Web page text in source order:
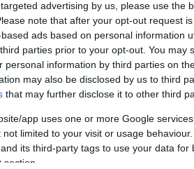
advertising by us, please use the
note that after your opt-out request
ads based on personal information
parties prior to your opt-out. You may
information by third parties on
may also be disclosed by us to third
that may further disclose it to other third
app uses one or more Google
limited to your visit or usage
its third-party tags to use your data for